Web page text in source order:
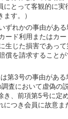
にとって客観的に実
す。）
ずれかの事由がある
ード利用またはカ
生じた損害であっ
償を請求すること
第3号の事由がある
査において虚偽の
き、前項第5号に定
につき会員に故意ま